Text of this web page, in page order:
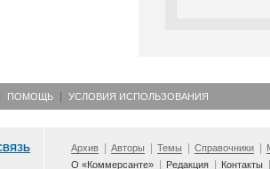
ПОМОЩЬ УСЛОВИЯ ИСПОЛЬЗОВАНИЯ
Архив Авторы Темы Справочники
О «Коммерсанте»
Редакция Контакты